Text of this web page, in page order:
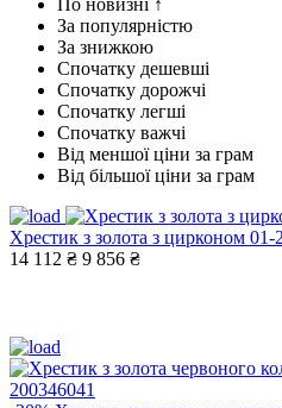
За популярністю
За знижкою
Спочатку дешевші
Спочатку дорожчі
Спочатку легші
Спочатку важчі
Від меншої ціни за грам
Від більшої ціни за грам
Хрестик з золота з цирконом 01-
14 112 ₴ 9 856 ₴